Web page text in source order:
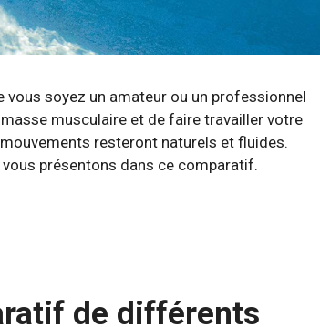
vous soyez un amateur ou un professionnel
musculaire et de faire travailler votre
resteront naturels et fluides.
présentons dans ce comparatif.
de différents